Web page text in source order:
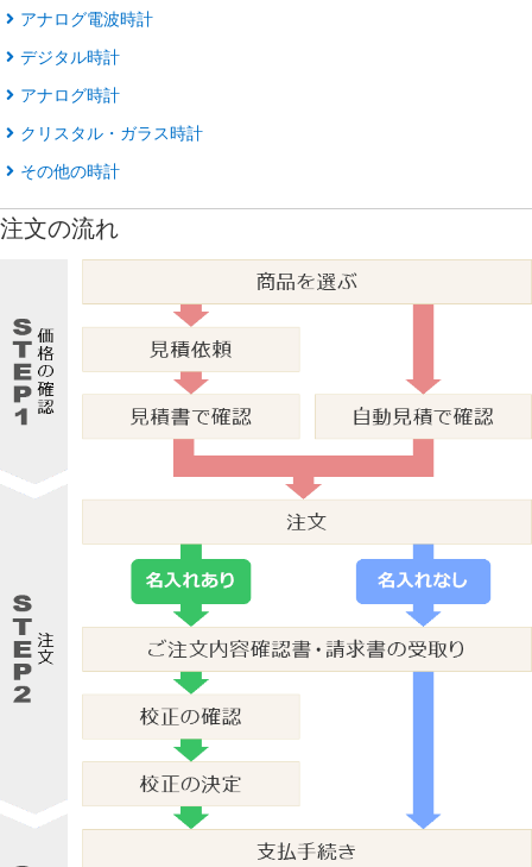
アナログ電波時計
デジタル時計
アナログ時計
クリスタル・ガラス時計
その他の時計
注文の流れ